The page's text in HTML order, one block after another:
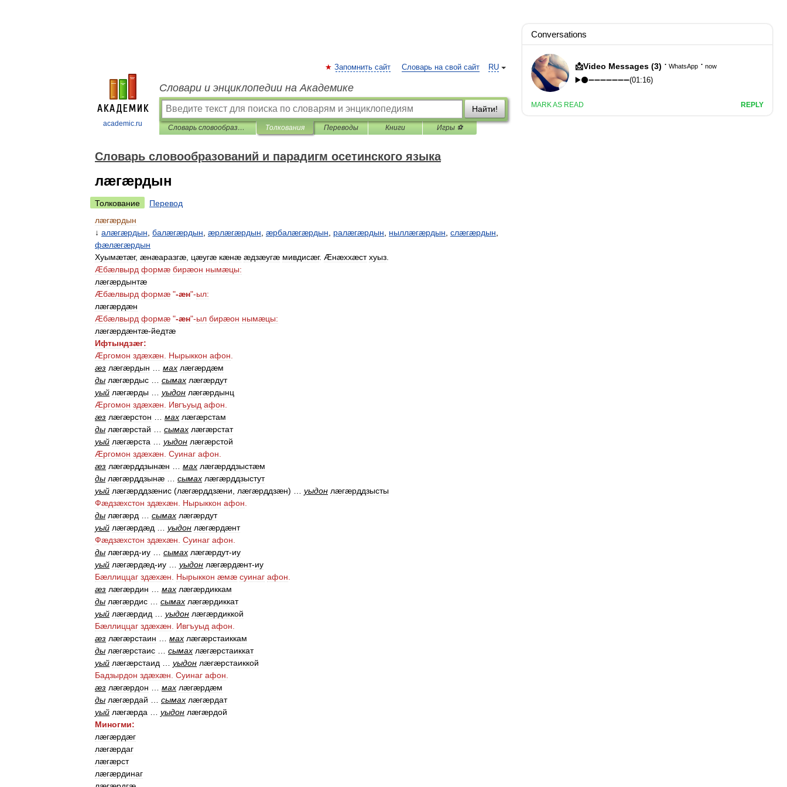
academic.ru
RU
Запомнить сайт Словарь на свой сайт
Словари и энциклопедии на Академике
Найти!
Словарь словообразований и парадигм осетинского языка Толкования Переводы Книги Игры ⚽
Словарь словообразований и парадигм осетинского языка
лæгæрдын
Толкование
Перевод
лæгæрдын
↓ алæгæрдын балæгæрдын æрлæгæрдын æрбалæгæрдын ралæгæрдын ныллæгæрдын слæгæрдын
фæлæгæрдын
Хуымæтæг, æнæаразгæ цæугæ кæнæ æдзæугæ мивдисæг. Æнæххæст хуыз
Æбæлвырд формæ бирæон нымæцы:
лæгæрдынтæ
Æбæлвырд формæ "-æн"-ыл:
лæгæрдæн
Æбæлвырд формæ "-æн"-ыл бирæон нымæцы:
лæгæрдæнтæ-йедтæ
Ифтындзæг:
Æргомон здæхæн Нырыккон афон
æз лæгæрдын мах лæгæрдæм
ды лæгæрдыс сымах лæгæрдут
уый лæгæрды уыдон лæгæрдынц
Æргомон здæхæн Ивгъуыд афон
æз лæгæрстон мах лæгæрстам
ды лæгæрстай сымах лæгæрстат
уый лæгæрста уыдон лæгæрстой
Æргомон здæхæн Суинаг афон
æз лæгæрддзынæн мах лæгæрддзыстæм
ды лæгæрддзынæ сымах лæгæрддзыстут
уый лæгæрддзæнис (лæгæрддзæни лæгæрддзæн) … уыдон лæгæрддзысты
Фæдзæхстон здæхæн Нырыккон афон
ды лæгæрд сымах лæгæрдут
уый лæгæрдæд уыдон лæгæрдæнт
Фæдзæхстон здæхæн Суинаг афон
ды лæгæрд-иу сымах лæгæрдут-иу
уый лæгæрдæд-иу уыдон лæгæрдæнт-иу
Бæллиццаг здæхæн Нырыккон æмæ суинаг афон
æз лæгæрдин мах лæгæрдиккам
ды лæгæрдис сымах лæгæрдиккат
уый лæгæрдид уыдон лæгæрдиккой
Бæллиццаг здæхæн Ивгъуыд афон
æз лæгæрстаин мах лæгæрстаиккам
ды лæгæрстаис сымах лæгæрстаиккат
уый лæгæрстаид уыдон лæгæрстаиккой
Бадзырдон здæхæн Суинаг афон
æз лæгæрдон мах лæгæрдæм
ды лæгæрдай сымах лæгæрдат
уый лæгæрда уыдон лæгæрдой
Миногми:
лæгæрдæг
лæгæрдаг
лæгæрст
лæгæрдинаг